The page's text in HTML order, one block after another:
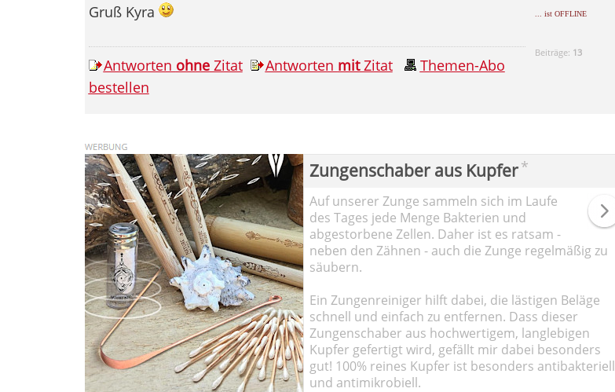
... ist OFFLINE
Beiträge: 13
Gruß Kyra
Antworten ohneZitat Antworten mitZitat
Themen-Abo
bestellen
Zungenschaber aus Kupfer*
Auf unserer Zunge sammeln sich im Laufe
des Tages jede Menge Bakterien und
abgestorbene Zellen. Daher ist es ratsam -
neben den Zähnen - auch die Zunge regelmäßig zu
säubern.
Ein Zungenreiniger hilft dabei, die lästigen Beläge
schnell und einfach zu entfernen. Dass dieser
Zungenschaber aus hochwertigem, langlebigen
Kupfer gefertigt wird, gefällt mir dabei besonders
gut! 100% reines Kupfer ist besonders antibakteriell
und antimikrobiell.